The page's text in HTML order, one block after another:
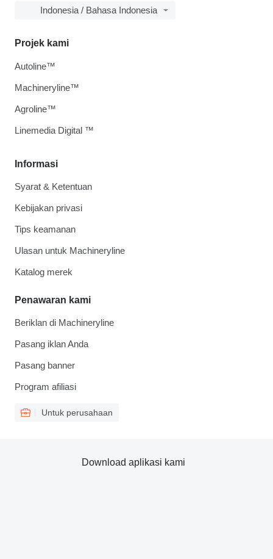
Indonesia / Bahasa Indonesia
Informasi
Syarat & Ketentuan
Kebijakan privasi
Tips keamanan
Ulasan untuk Machineryline
Katalog merek
Penawaran kami
Beriklan di Machineryline
Pasang iklan Anda
Pasang banner
Program afiliasi
Untuk perusahaan
Projek kami
Autoline™
Machineryline™
Agroline™
Linemedia Digital ™
Download aplikasi kami